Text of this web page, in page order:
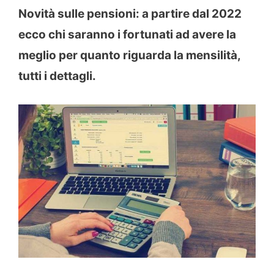
Novità sulle pensioni: a partire dal 2022
ecco chi saranno i fortunati ad avere la
meglio per quanto riguarda la mensilità,
tutti i dettagli.